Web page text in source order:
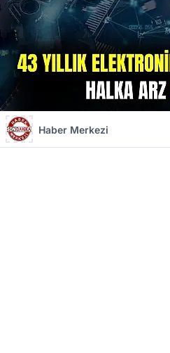
Haber Merkezi